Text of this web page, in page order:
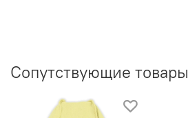
Сопутствующие товары